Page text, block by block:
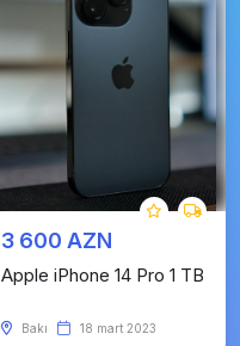
3 600 AZN
Apple iPhone 14 Pro 1 TB
Bakı 18 mart 2023